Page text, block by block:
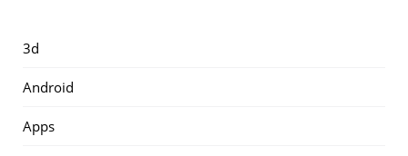
3d
Android
Apps